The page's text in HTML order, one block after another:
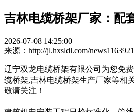
吉林电缆桥架厂家：配
2026-07-08 14:25:00
来源：http://jl.hxsldl.com/
辽宁双龙电缆桥架有限公司为您免
缆桥架,吉林电缆桥架生产厂家等相
敬请关注！